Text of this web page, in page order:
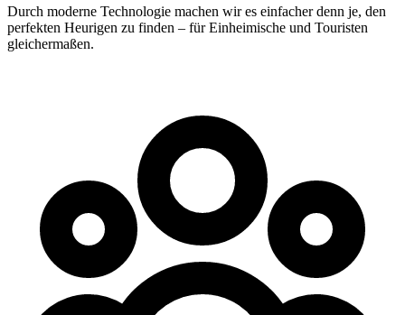
Durch moderne Technologie machen wir es einfacher denn je, den
perfekten Heurigen zu finden – für Einheimische und Touristen
gleichermaßen.